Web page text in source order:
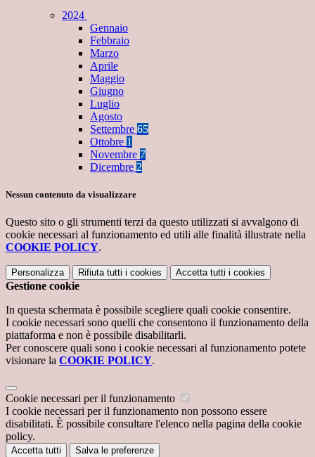
2024
Gennaio
Febbraio
Marzo
Aprile
Maggio
Giugno
Luglio
Agosto
Settembre 65
Ottobre 1
Novembre 7
Dicembre 2
Nessun contenuto da visualizzare
Questo sito o gli strumenti terzi da questo utilizzati si avvalgono di
cookie necessari al funzionamento ed utili alle finalità illustrate nella
COOKIE POLICY.
Personalizza Rifiuta tutti i cookies Accetta tutti i cookies
Gestione cookie
In questa schermata è possibile scegliere quali cookie consentire.
I cookie necessari sono quelli che consentono il funzionamento della
piattaforma e non è possibile disabilitarli.
Per conoscere quali sono i cookie necessari al funzionamento potete
visionare la COOKIE POLICY.
Cookie necessari per il funzionamento
I cookie necessari per il funzionamento non possono essere
disabilitati. È possibile consultare l'elenco nella pagina della cookie
policy.
Accetta tutti Salva le preferenze